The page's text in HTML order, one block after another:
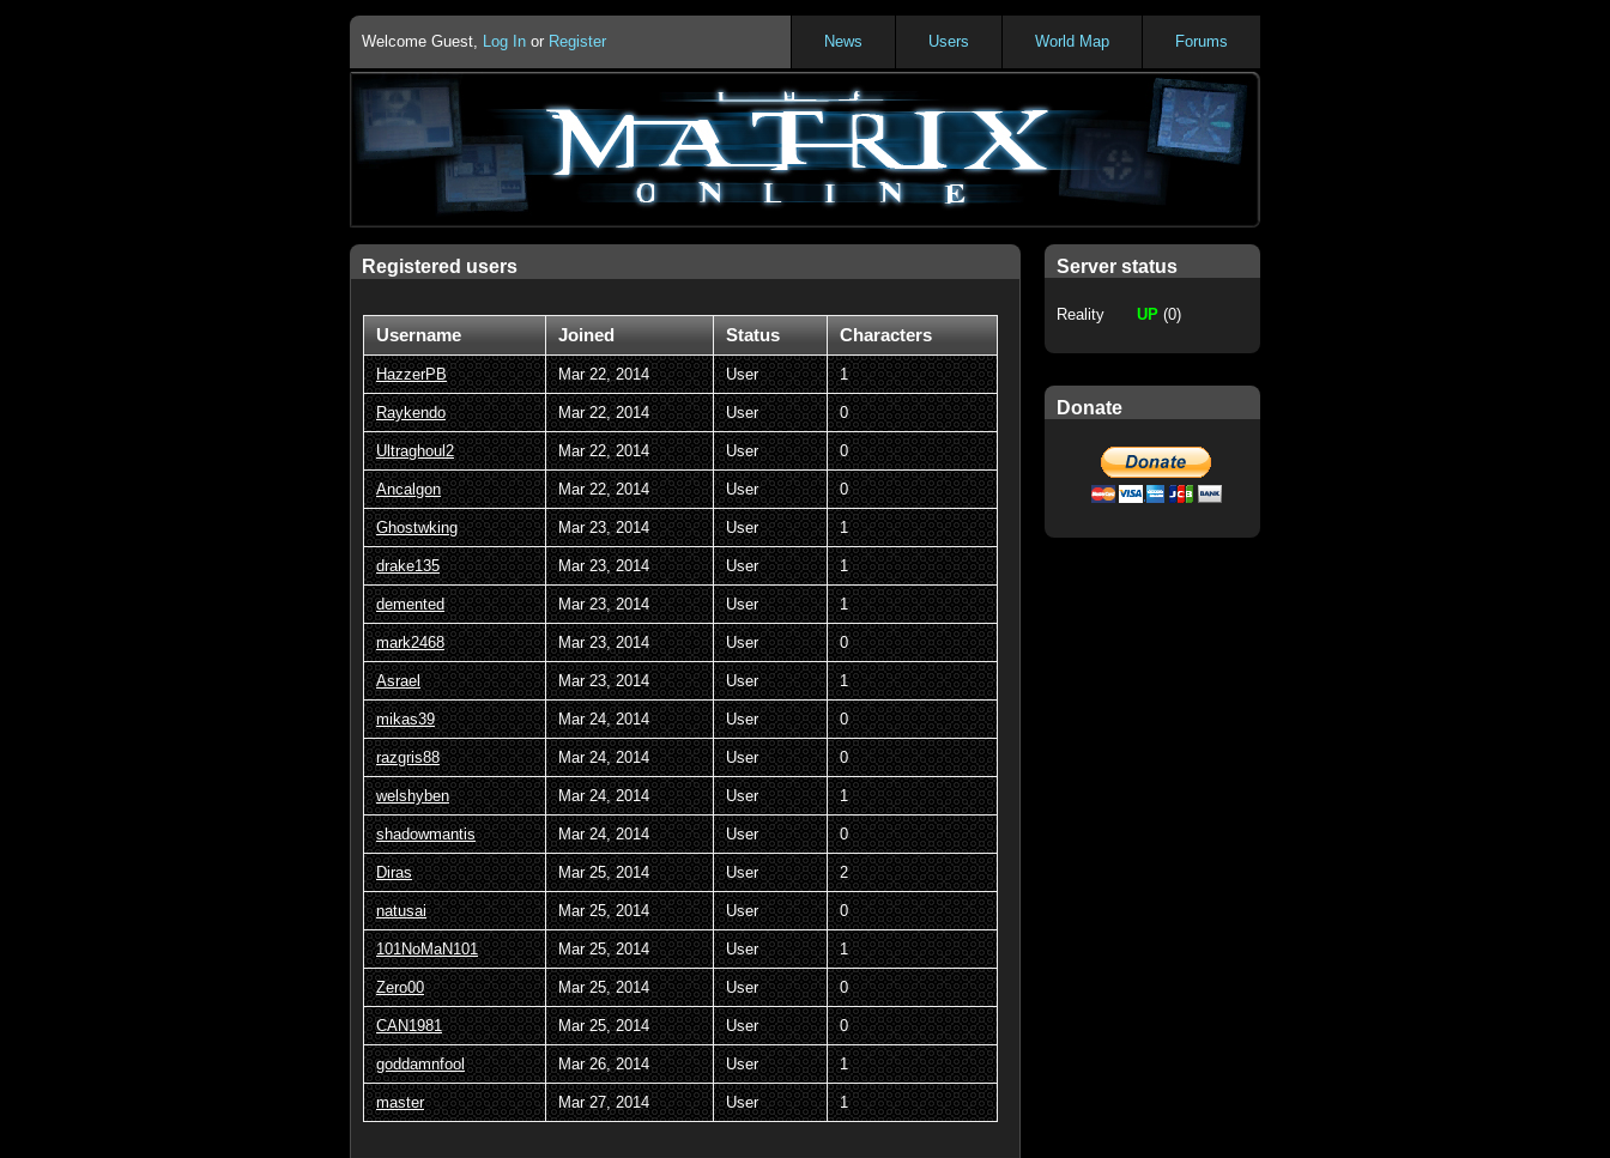
Welcome Guest, Log In or Register Forums
World Map
Users
News
Registered users
Username Joined Status Characters
HazzerPB Mar 22, 2014 User 1
Raykendo Mar 22, 2014 User 0
Ultraghoul2 Mar 22, 2014 User 0
Ancalgon Mar 22, 2014 User 0
Ghostwking Mar 23, 2014 User 1
drake135 Mar 23, 2014 User 1
demented Mar 23, 2014 User 1
mark2468 Mar 23, 2014 User 0
Asrael Mar 23, 2014 User 1
mikas39 Mar 24, 2014 User 0
razgris88 Mar 24, 2014 User 0
welshyben Mar 24, 2014 User 1
shadowmantis Mar 24, 2014 User 0
Diras Mar 25, 2014 User 2
natusai Mar 25, 2014 User 0
101NoMaN101 Mar 25, 2014 User 1
Zero00 Mar 25, 2014 User 0
CAN1981 Mar 25, 2014 User 0
goddamnfool Mar 26, 2014 User 1
master Mar 27, 2014 User 1
Server status
Reality UP(0)
Donate